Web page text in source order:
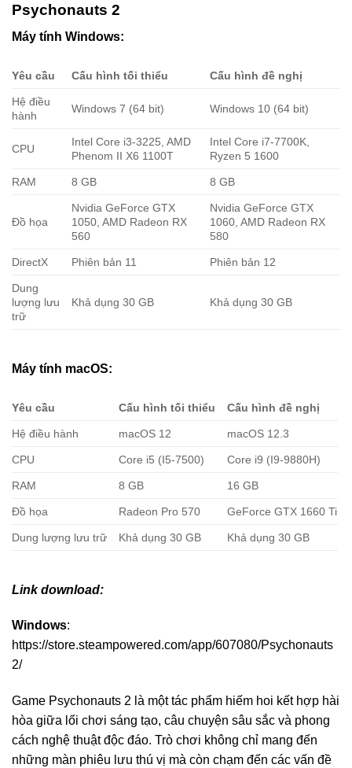
Psychonauts 2
Máy tính Windows:
Yêu cầu Cấu hình tối thiểu Cấu hình đề nghị
Hệ điều
hành
Windows 7 (64 bit) Windows 10 (64 bit)
CPU
Intel Core i3-3225, AMD
Phenom II X6 1100T
Intel Core i7-7700K,
Ryzen 5 1600
RAM 8 GB 8 GB
Đồ họa
Nvidia GeForce GTX
1050, AMD Radeon RX
560
Nvidia GeForce GTX
1060, AMD Radeon RX
580
DirectX Phiên bản 11 Phiên bản 12
Dung
lượng lưu
trữ
Khả dụng 30 GB Khả dụng 30 GB
Máy tính macOS:
Yêu cầu Cấu hình tối thiểu Cấu hình đề nghị
Hệ điều hành macOS 12 macOS 12.3
CPU Core i5 (I5-7500) Core i9 (I9-9880H)
RAM 8 GB 16 GB
Đồ họa Radeon Pro 570 GeForce GTX 1660 Ti
Dung lượng lưu trữ Khả dụng 30 GB Khả dụng 30 GB
Link download:
Windows:
https://store.steampowered.com/app/607080/Psychonauts
2/
Game Psychonauts 2 là một tác phẩm hiếm hoi kết hợp hài
hòa giữa lối chơi sáng tạo, câu chuyện sâu sắc và phong
cách nghệ thuật độc đáo. Trò chơi không chỉ mang đến
những màn phiêu lưu thú vị mà còn chạm đến các vấn đề